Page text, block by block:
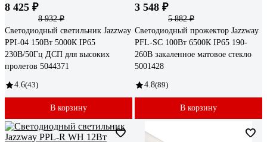
8 425 ₽
8 932 ₽
Светодиодный светильник Jazzway
PPI-04 150Вт 5000К IP65
230В/50Гц ДСП для высоких
пролетов 5044371
4.6(43)
В корзину
3 548 ₽
5 882 ₽
Светодиодный прожектор Jazzway
PFL-SC 100Вт 6500К IP65 190-
260В закаленное матовое стекло
5001428
4.8(89)
В корзину